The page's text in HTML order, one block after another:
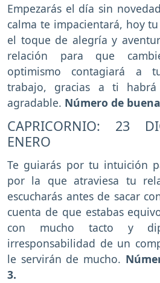
Empezarás el día sin
calma te impacientará, hoy
el toque de alegría y
relación para que
optimismo contagiará a
trabajo, gracias a ti
agradable. Número de
CAPRICORNIO: 23
ENERO
Te guiarás por tu intuición
por la que atraviesa tu
escucharás antes de sacar
cuenta de que estabas
con mucho tacto y
irresponsabilidad de un
le servirán de mucho.
3.